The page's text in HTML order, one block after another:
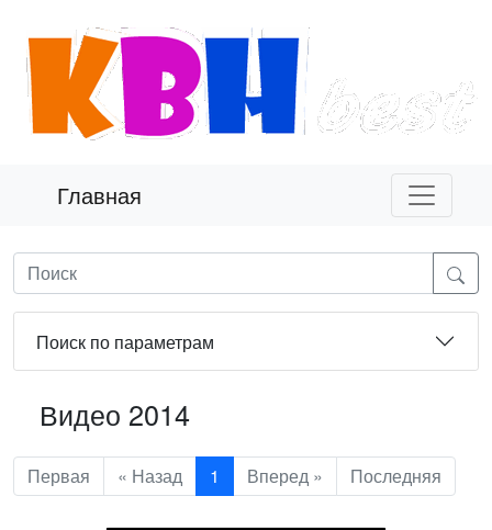
Главная
Поиск по параметрам
Видео 2014
Первая « Назад 1 Вперед » Последняя